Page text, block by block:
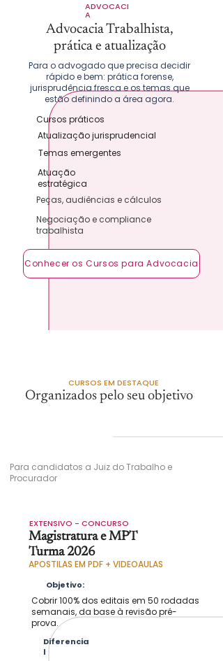
Advocacia Trabalhista,
prática e atualização
Para o advogado que precisa decidir
rápido e bem: prática forense,
jurisprudência fresca e os temas que
estão definindo a área agora.
Atualização jurisprudencial
Peças, audiências e cálculos
ADVOCACI
A
Cursos práticos
Temas emergentes
Atuação
estratégica
Negociação e compliance
trabalhista
Conhecer os Cursos para Advocacia
CURSOS EM DESTAQUE
Organizados pelo seu objetivo
Para candidatos a Juiz do Trabalho e
Procurador
APOSTILAS EM PDF + VIDEOAULAS
Cobrir 100% dos editais em 50 rodadas
semanais, da base à revisão pré-
prova.
Magistratura e MPT
Turma 2026
EXTENSIVO - CONCURSO
Objetivo:
Diferencia
l